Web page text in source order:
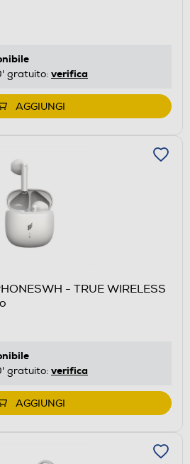
gratuito: verifica
AGGIUNGI
- TRUE WIRELESS
gratuito: verifica
AGGIUNGI